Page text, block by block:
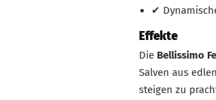
✔
Effekte
Die Bellissimo
Salven aus
steigen zu